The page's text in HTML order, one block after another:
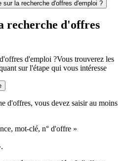
sur la recherche d'offres d'emploi ?
recherche d'offres
d'emploi ?Vous trouverez les
sur l'étape qui vous intéresse
d'offres, vous devez saisir au moins
mot-clé, n° d'offre »